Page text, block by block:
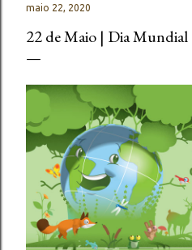
maio 22, 2020
22 de Maio | Dia Mundial